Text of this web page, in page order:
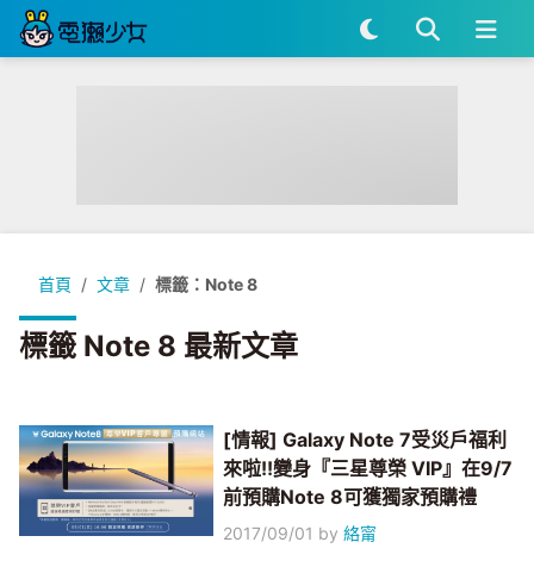
首頁 文章 標籤：Note 8
標籤 Note 8 最新文章
[情報] Galaxy Note 7受災戶福利
來啦!!變身『三星尊榮 VIP』在9/7
前預購Note 8可獲獨家預購禮
2017/09/01 by絡甯